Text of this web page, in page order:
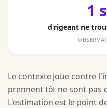
1
dirigeant ne
Le contexte joue contre
prennent tôt ne sont pas
L'estimation est le point